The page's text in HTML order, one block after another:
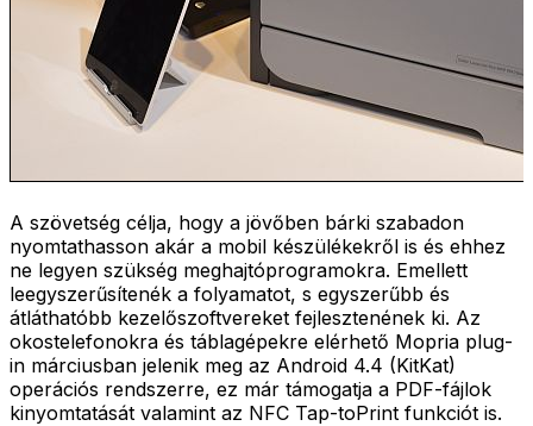
A szövetség célja, hogy a jövőben bárki szabadon
nyomtathasson akár a mobil készülékekről is és ehhez
ne legyen szükség meghajtóprogramokra. Emellett
leegyszerűsítenék a folyamatot, s egyszerűbb és
átláthatóbb kezelőszoftvereket fejlesztenének ki. Az
okostelefonokra és táblagépekre elérhető Mopria plug-
in márciusban jelenik meg az Android 4.4 (KitKat)
operációs rendszerre, ez már támogatja a PDF-fájlok
kinyomtatását valamint az NFC Tap-toPrint funkciót is.